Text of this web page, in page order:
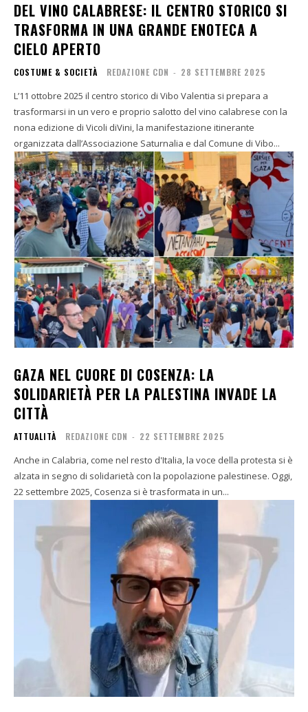
DEL VINO CALABRESE: IL CENTRO STORICO SI
TRASFORMA IN UNA GRANDE ENOTECA A
CIELO APERTO
COSTUME & SOCIETÀ REDAZIONE CDN - 28 SETTEMBRE 2025
L’11 ottobre 2025 il centro storico di Vibo Valentia si prepara a
trasformarsi in un vero e proprio salotto del vino calabrese con la
nona edizione di Vicoli diVini, la manifestazione itinerante
organizzata dall’Associazione Saturnalia e dal Comune di Vibo...
GAZA NEL CUORE DI COSENZA: LA
SOLIDARIETÀ PER LA PALESTINA INVADE LA
CITTÀ
ATTUALITÀ REDAZIONE CDN - 22 SETTEMBRE 2025
Anche in Calabria, come nel resto d'Italia, la voce della protesta si è
alzata in segno di solidarietà con la popolazione palestinese. Oggi,
22 settembre 2025, Cosenza si è trasformata in un...